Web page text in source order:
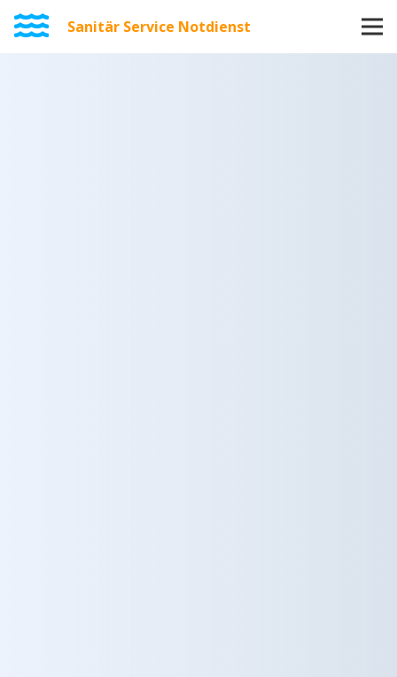
Sanitär Service Notdienst